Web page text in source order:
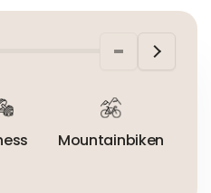
verantwortlicher
Mountainbiken